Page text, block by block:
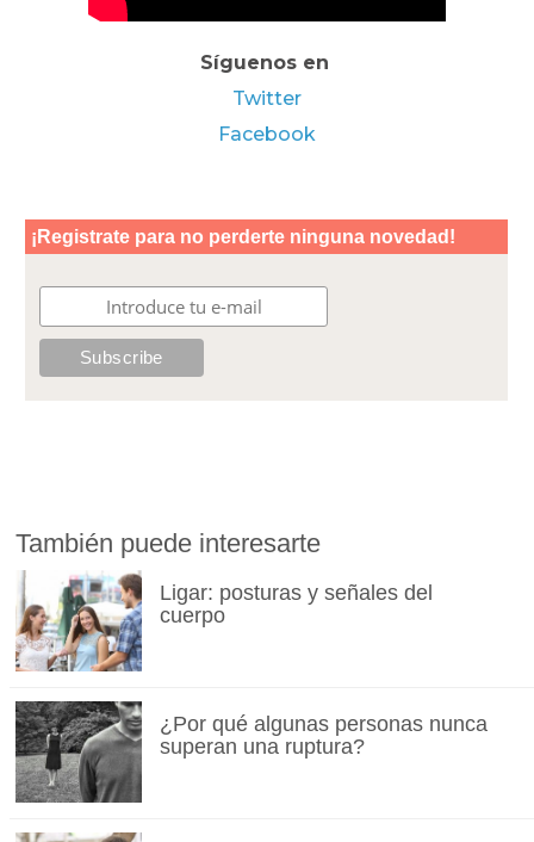
Síguenos en
Twitter
Facebook
También puede interesarte
Ligar: posturas y señales del
cuerpo
¿Por qué algunas personas nunca
superan una ruptura?